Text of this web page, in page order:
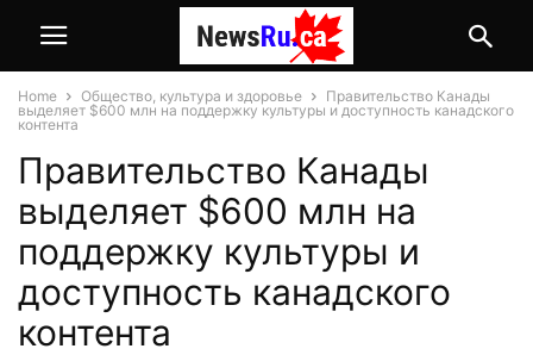
Home Общество, культура и здоровье
Правительство Канады
выделяет $600 млн на поддержку культуры и доступность канадского
контента
Правительство Канады
выделяет $600 млн на
поддержку культуры и
доступность канадского
контента